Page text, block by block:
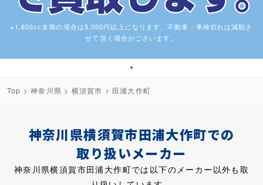
※1,600cc未満の場合は5,000円以上になります。不動車・車検切れは減額さ
せて頂く場合がございます。
1
Top >神奈川県 > 横須賀市 > 田浦大作町
神奈川県横須賀市田浦大作町での
取り扱いメーカー
神奈川県横須賀市田浦大作町では以下のメーカー以外も取